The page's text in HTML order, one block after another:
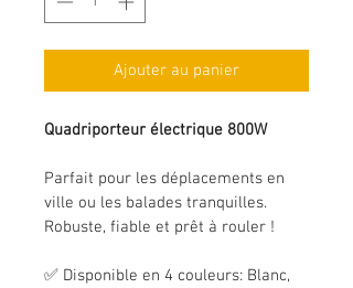
Ajouter au panier
Quadriporteur électrique 800W
Parfait pour les déplacements en
ville ou les balades tranquilles.
Robuste, fiable et prêt à rouler !
✅ Disponible en 4 couleurs: Blanc,